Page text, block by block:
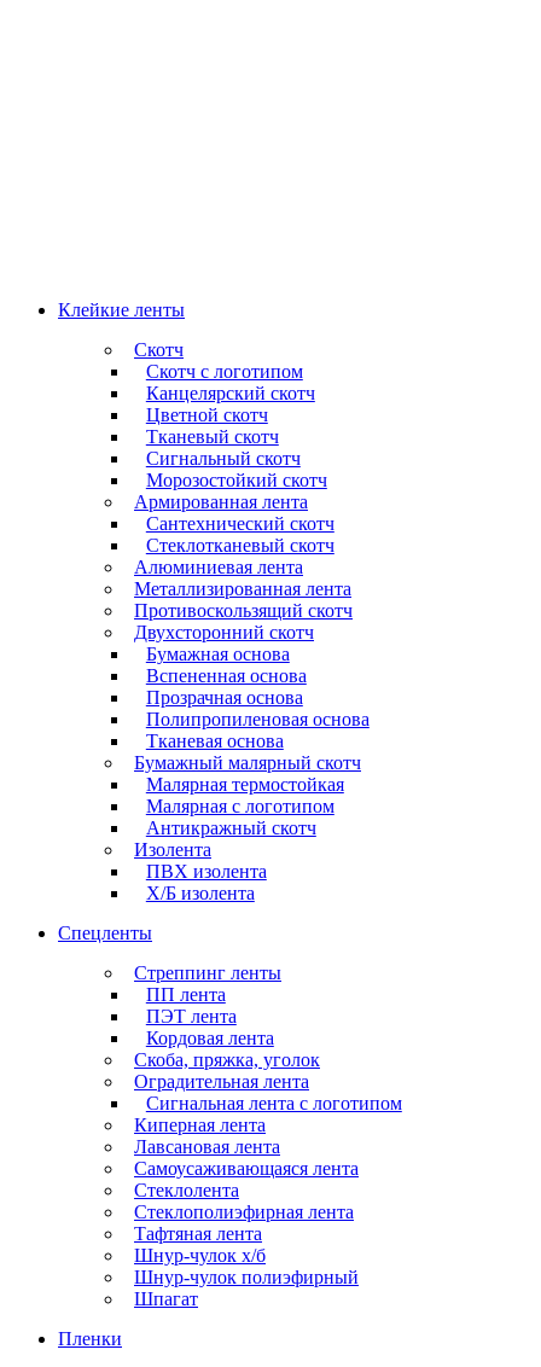
Клейкие ленты
Скотч
Скотч с логотипом
Канцелярский скотч
Цветной скотч
Тканевый скотч
Сигнальный скотч
Морозостойкий скотч
Армированная лента
Сантехнический скотч
Стеклотканевый скотч
Алюминиевая лента
Металлизированная лента
Противоскользящий скотч
Двухсторонний скотч
Бумажная основа
Вспененная основа
Прозрачная основа
Полипропиленовая основа
Тканевая основа
Бумажный малярный скотч
Малярная термостойкая
Малярная с логотипом
Антикражный скотч
Изолента
ПВХ изолента
Х/Б изолента
Спецленты
Стреппинг ленты
ПП лента
ПЭТ лента
Кордовая лента
Скоба, пряжка, уголок
Оградительная лента
Сигнальная лента с логотипом
Киперная лента
Лавсановая лента
Самоусаживающаяся лента
Стеклолента
Стеклополиэфирная лента
Тафтяная лента
Шнур-чулок х/б
Шнур-чулок полиэфирный
Шпагат
Пленки